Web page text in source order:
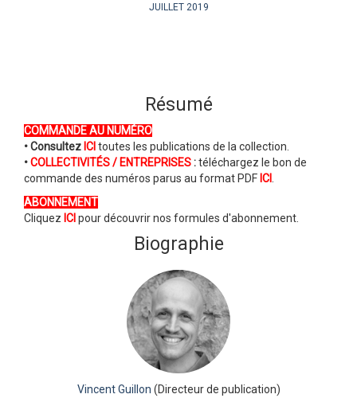
JUILLET 2019
Résumé
COMMANDE AU NUMÉRO
• Consultez ICI toutes les publications de la collection.
•COLLECTIVITÉS / ENTREPRISES :téléchargez le bon de
commande des numéros parus au format PDF ICI
ABONNEMENT
Cliquez ICI pour découvrir nos formules d'abonnement.
Biographie
Vincent Guillon (Directeur de publication)